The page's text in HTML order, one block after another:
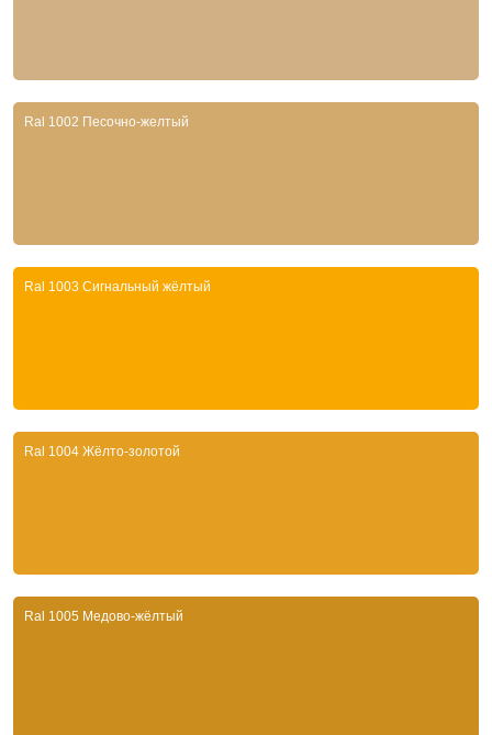
Ral 1002 Песочно-желтый
Ral 1003 Сигнальный жёлтый
Ral 1004 Жёлто-золотой
Ral 1005 Медово-жёлтый